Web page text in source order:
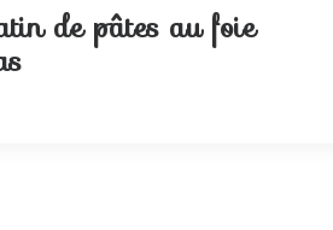
de pâtes au foie